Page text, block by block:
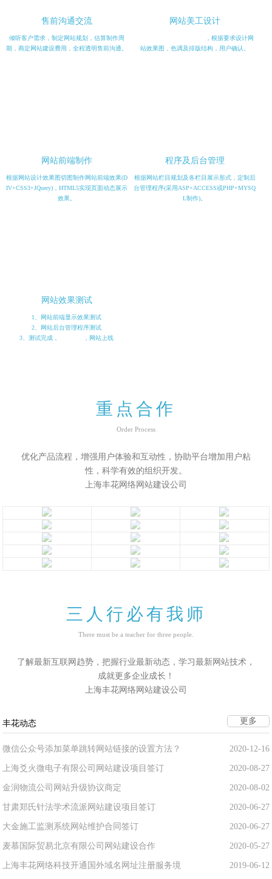
售前沟通交流
倾听客户需求，制定网站规划，估算制作周
期，商定网站建设费用，全程透明售前沟通。
网站美工设计
，根据要求设计网
站效果图，色调及排版结构，用户确认。
网站前端制作
根据网站设计效果图切图制作网站前端效果(D
IV+CSS3+JQuery)，HTML5实现页面动态展示
效果。
程序及后台管理
根据网站栏目规划及各栏目展示形式，定制后
台管理程序(采用ASP+ACCESS或PHP+MYSQ
L制作)。
网站效果测试
1、网站前端显示效果测试
2、网站后台管理程序测试
3、测试完成，
，网站上线
重点合作
Order Process
优化产品流程，增强用户体验和互动性，协助平台增加用户粘
性，科学有效的组织开发。
上海丰花网络网站建设公司
三人行必有我师
There must be a teacher for three people.
了解最新互联网趋势，把握行业最新动态，学习最新网站技术，
成就更多企业成长！
上海丰花网络网站建设公司
丰花动态 更多
2020-12-16
微信公众号添加菜单跳转网站链接的设置方法？
2020-08-27
上海爻火微电子有限公司网站建设项目签订
2020-08-02
金润物流公司网站升级协议商定
2020-06-27
甘肃郑氏针法学术流派网站建设项目签订
2020-06-27
大金施工监测系统网站维护合同签订
2020-05-27
麦慕国际贸易北京有限公司网站建设合作
2019-06-12
上海丰花网络科技开通国外域名网址注册服务境